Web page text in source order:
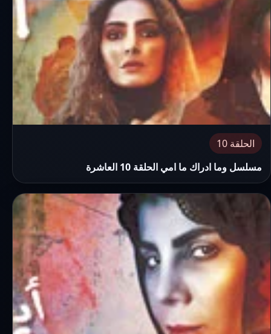
الحلقة 10
مسلسل وما ادراك ما امي الحلقة 10 العاشرة